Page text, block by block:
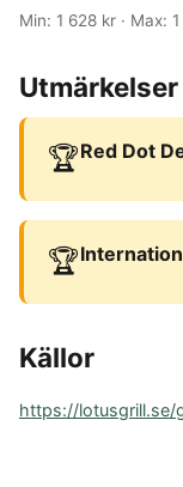
Min: 1 628 kr · Max:
Utmärkelser
🏆Red Dot
🏆
Källor
https://